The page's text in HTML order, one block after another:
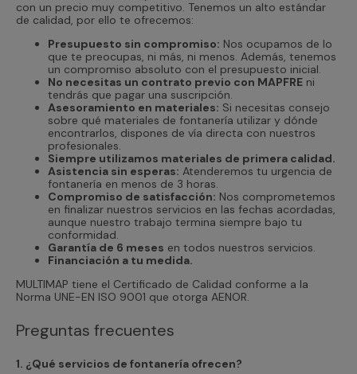
con un precio muy competitivo. Tenemos un alto estándar
de calidad, por ello te ofrecemos:
Presupuesto sin compromiso: Nos ocupamos de lo
que te preocupas, ni más, ni menos. Además, tenemos
un compromiso absoluto con el presupuesto inicial.
No necesitas un contrato previo con MAPFRE ni
tendrás que pagar una suscripción.
Asesoramiento en materiales: Si necesitas consejo
sobre qué materiales de fontanería utilizar y dónde
encontrarlos, dispones de vía directa con nuestros
profesionales.
Siempre utilizamos materiales de primera calidad.
Asistencia sin esperas: Atenderemos tu urgencia de
fontanería en menos de 3 horas.
Compromiso de satisfacción: Nos comprometemos
en finalizar nuestros servicios en las fechas acordadas,
aunque nuestro trabajo termina siempre bajo tu
conformidad.
Garantía de 6 meses en todos nuestros servicios.
Financiación a tu medida.
MULTIMAP tiene el Certificado de Calidad conforme a la
Norma UNE-EN ISO 9001 que otorga AENOR.
Preguntas frecuentes
1. ¿Qué servicios de fontanería ofrecen?